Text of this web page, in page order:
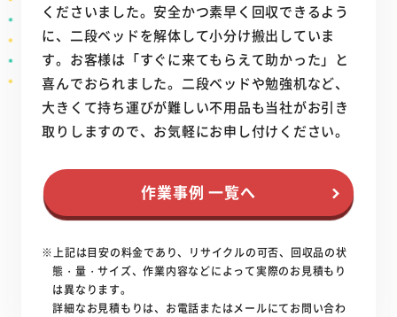
くださいました。安全かつ素早く回収できるよう
に、二段ベッドを解体して小分け搬出していま
す。お客様は「すぐに来てもらえて助かった」と
喜んでおられました。二段ベッドや勉強机など、
大きくて持ち運びが難しい不用品も当社がお引き
取りしますので、お気軽にお申し付けください。
作業事例 一覧へ
※上記は目安の料金であり、リサイクルの可否、回収品の状
態・量・サイズ、作業内容などによって実際のお見積もり
は異なります。
詳細なお見積もりは、お電話またはメールにてお問い合わ